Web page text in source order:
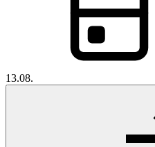
13.08.